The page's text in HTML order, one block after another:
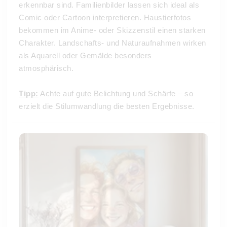
erkennbar sind. Familienbilder lassen sich ideal als
Comic oder Cartoon interpretieren. Haustierfotos
bekommen im Anime- oder Skizzenstil einen starken
Charakter. Landschafts- und Naturaufnahmen wirken
als Aquarell oder Gemälde besonders
atmosphärisch.
Tipp: Achte auf gute Belichtung und Schärfe – so
erzielt die Stilumwandlung die besten Ergebnisse.